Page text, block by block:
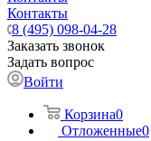
Контакты
8 (495) 098-04-28
Заказать звонок
Задать вопрос
Войти
Корзина0
Отложенные0